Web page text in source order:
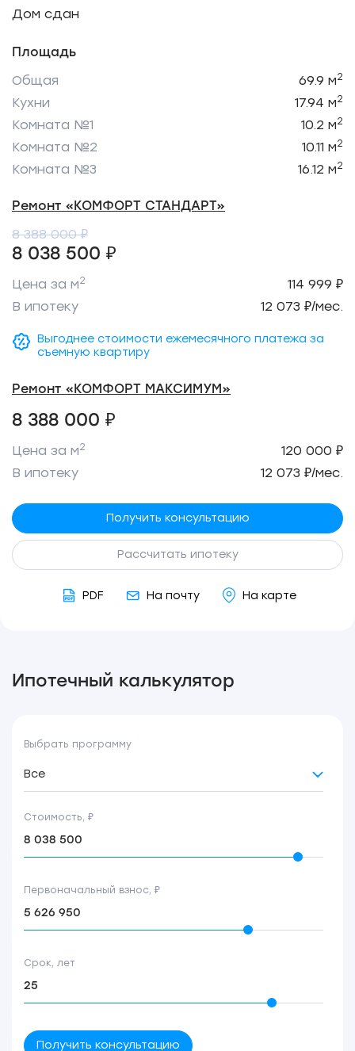
Дом сдан
Площадь
Общая
69.9 м2
Кухни 17.94 м2
Комната №1 10.2 м2
Комната №2 10.11 м2
Комната №3 16.12 м2
Ремонт «КОМФОРТ СТАНДАРТ»
8 038 500 ₽
8 388 000 ₽
Цена за м2
114 999 ₽
В ипотеку
12 073 ₽/мес.
Выгоднее стоимости ежемесячного платежа за
съемную квартиру
Ремонт «КОМФОРТ МАКСИМУМ»
8 388 000 ₽
Цена за м2
120 000 ₽
В ипотеку
12 073 ₽/мес.
Получить консультацию
Рассчитать ипотеку
PDF На почту На карте
Ипотечный калькулятор
Выбрать программу
Все
Стоимость, ₽
Первоначальный взнос, ₽
Срок, лет
Получить консультацию